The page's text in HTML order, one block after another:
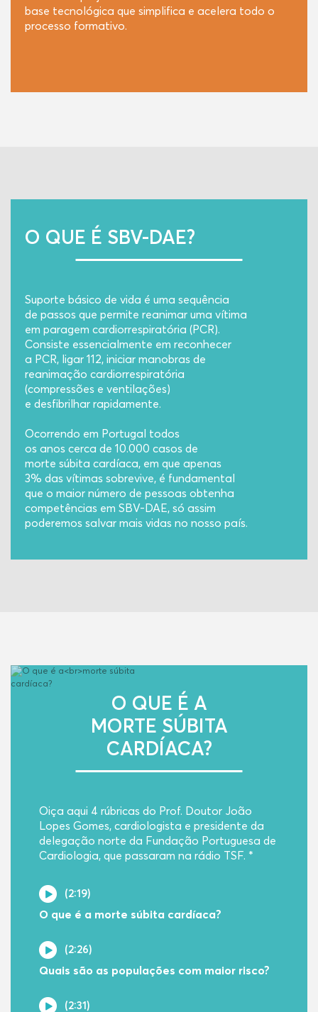
base tecnológica que simplifica e acelera todo o
processo formativo.
O QUE É SBV-DAE?
Suporte básico de vida é uma sequência
de passos que permite reanimar uma vítima
em paragem cardiorrespiratória (PCR).
Consiste essencialmente em reconhecer
a PCR, ligar 112, iniciar manobras de
reanimação cardiorrespiratória
(compressões e ventilações)
e desfibrilhar rapidamente.
Ocorrendo em Portugal todos
os anos cerca de 10.000 casos de
morte súbita cardíaca, em que apenas
3% das vítimas sobrevive, é fundamental
que o maior número de pessoas obtenha
competências em SBV-DAE, só assim
poderemos salvar mais vidas no nosso país.
O QUE É A
MORTE SÚBITA
CARDÍACA?
Oiça aqui 4 rúbricas do Prof. Doutor João
Lopes Gomes, cardiologista e presidente da
delegação norte da Fundação Portuguesa de
Cardiologia, que passaram na rádio TSF. *
(2:19)
O que é a morte súbita cardíaca?
(2:26)
Quais são as populações com maior risco?
(2:31)